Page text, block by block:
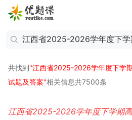
共找到"江西省2025-2026学年度下学
试题及答案"相关信息共7500条
江西省2025-2026学年度下学期